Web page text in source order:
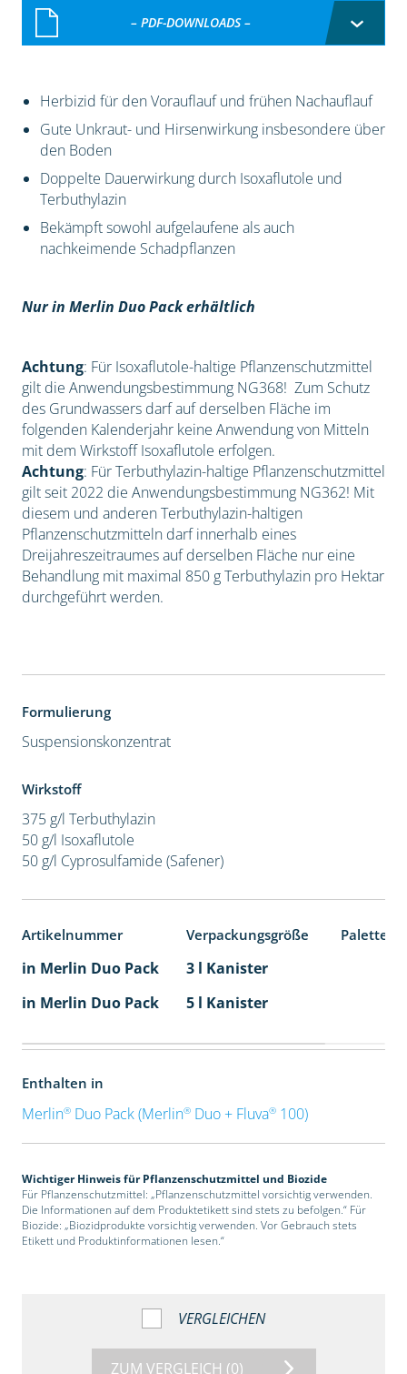
– PDF-DOWNLOADS –
Herbizid für den Vorauflauf und frühen Nachauflauf
Gute Unkraut- und Hirsenwirkung insbesondere über
den Boden
Doppelte Dauerwirkung durch Isoxaflutole und
Terbuthylazin
Bekämpft sowohl aufgelaufene als auch
nachkeimende Schadpflanzen
Nur in Merlin Duo Pack erhältlich
Achtung: Für Isoxaflutole-haltige Pflanzenschutzmittel
gilt die Anwendungsbestimmung NG368! Zum Schutz
des Grundwassers darf auf derselben Fläche im
folgenden Kalenderjahr keine Anwendung von Mitteln
mit dem Wirkstoff Isoxaflutole erfolgen.
Achtung: Für Terbuthylazin-haltige Pflanzenschutzmittel
gilt seit 2022 die Anwendungsbestimmung NG362! Mit
diesem und anderen Terbuthylazin-haltigen
Pflanzenschutzmitteln darf innerhalb eines
Dreijahreszeitraumes auf derselben Fläche nur eine
Behandlung mit maximal 850 g Terbuthylazin pro Hektar
durchgeführt werden.
Formulierung
Suspensionskonzentrat
Wirkstoff
375 g/l Terbuthylazin
50 g/l Isoxaflutole
50 g/l Cyprosulfamide (Safener)
Artikelnummer Verpackungsgröße
in Merlin Duo Pack
3 l Kanister
in Merlin Duo Pack
5 l Kanister
Enthalten in
Merlin®Duo Pack (Merlin®Duo + Fluva®100)
Wichtiger Hinweis für Pflanzenschutzmittel und Biozide
Für Pflanzenschutzmittel: „Pflanzenschutzmittel vorsichtig verwenden.
Die Informationen auf dem Produktetikett sind stets zu befolgen.“ Für
Biozide: „Biozidprodukte vorsichtig verwenden. Vor Gebrauch stets
Etikett und Produktinformationen lesen.“
VERGLEICHEN
ZUM VERGLEICH (0)